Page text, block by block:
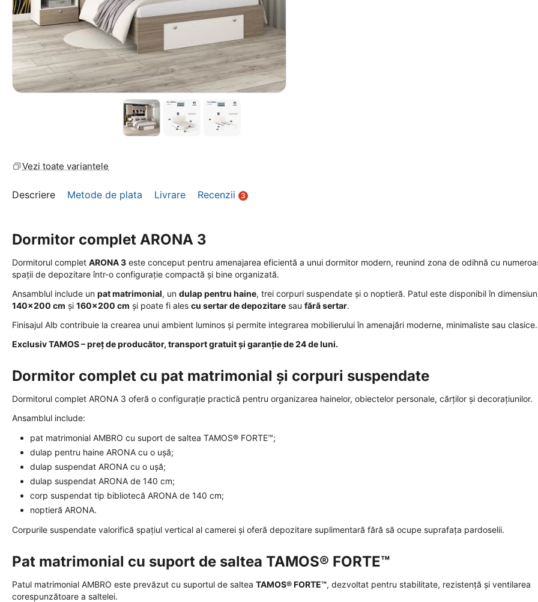
Vezi toate variantele
Descriere Metode de plata Livrare Recenzii 3
Dormitor complet ARONA 3
Dormitorul complet ARONA 3 este conceput pentru amenajarea eficientă a unui dormitor modern, reunind zona de odihnă cu
spații de depozitare într-o configurație compactă și bine organizată.
Ansamblul include un pat matrimonial, un dulap pentru haine, trei corpuri suspendate și o noptieră. Patul este disponibil în
140x200 cm și 160x200 cm și poate fi ales cu sertar de depozitare sau fără sertar.
Finisajul Alb contribuie la crearea unui ambient luminos și permite integrarea mobilierului în amenajări moderne, minimaliste sau clasice.
Exclusiv TAMOS – preț de producător, transport gratuit și garanție de 24 de luni.
Dormitor complet cu pat matrimonial și corpuri suspendate
Dormitorul complet ARONA 3 oferă o configurație practică pentru organizarea hainelor, obiectelor personale, cărților și decorațiunilor.
Ansamblul include:
pat matrimonial AMBRO cu suport de saltea TAMOS® FORTE™;
dulap pentru haine ARONA cu o ușă;
dulap suspendat ARONA cu o ușă;
dulap suspendat ARONA de 140 cm;
corp suspendat tip bibliotecă ARONA de 140 cm;
noptieră ARONA.
Corpurile suspendate valorifică spațiul vertical al camerei și oferă depozitare suplimentară fără să ocupe suprafața pardoselii.
Pat matrimonial cu suport de saltea TAMOS® FORTE™
Patul matrimonial AMBRO este prevăzut cu suportul de saltea TAMOS® FORTE™, dezvoltat pentru stabilitate, rezistență și ventilarea
corespunzătoare a saltelei.